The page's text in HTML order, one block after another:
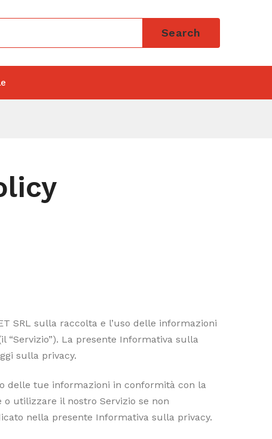
Search
SRL sulla raccolta e l’uso delle informazioni
“Servizio”). La presente Informativa sulla
sulla privacy.
delle tue informazioni in conformità con la
utilizzare il nostro Servizio se non
nella presente Informativa sulla privacy.